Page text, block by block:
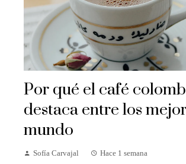
Por qué el café
destaca entre los
mundo
Sofía Carvajal Hace 1 semana